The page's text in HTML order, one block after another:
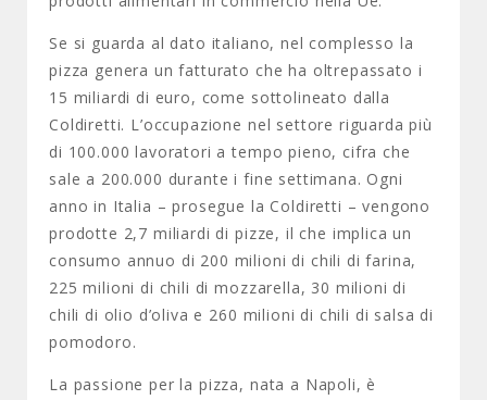
Se si guarda al dato italiano, nel complesso la
pizza genera un fatturato che ha oltrepassato i
15 miliardi di euro, come sottolineato dalla
Coldiretti. L’occupazione nel settore riguarda più
di 100.000 lavoratori a tempo pieno, cifra che
sale a 200.000 durante i fine settimana. Ogni
anno in Italia – prosegue la Coldiretti – vengono
prodotte 2,7 miliardi di pizze, il che implica un
consumo annuo di 200 milioni di chili di farina,
225 milioni di chili di mozzarella, 30 milioni di
chili di olio d’oliva e 260 milioni di chili di salsa di
pomodoro.
La passione per la pizza, nata a Napoli, è